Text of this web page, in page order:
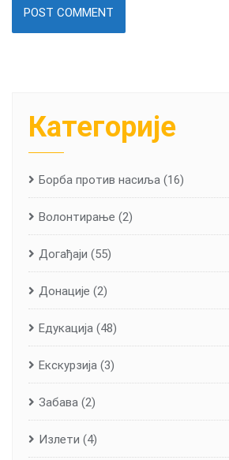
Категорије
Борба против насиља (16)
Волонтирање (2)
Догађаји (55)
Донације (2)
Едукација (48)
Екскурзија (3)
Забава (2)
Излети (4)